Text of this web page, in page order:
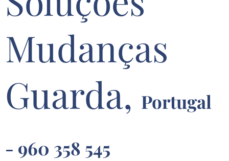
Mudanças
Guarda, Portugal
- 960 358 545